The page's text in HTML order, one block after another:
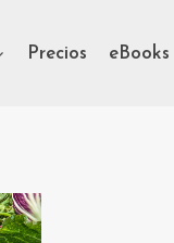
Precios eBooks